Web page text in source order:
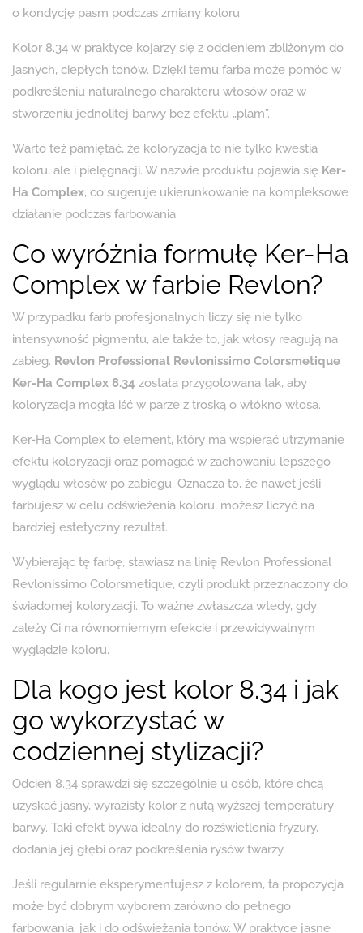
o kondycję pasm podczas zmiany koloru.
Kolor 8.34 w praktyce kojarzy się z odcieniem zbliżonym do
jasnych, ciepłych tonów. Dzięki temu farba może pomóc w
podkreśleniu naturalnego charakteru włosów oraz w
stworzeniu jednolitej barwy bez efektu „plam”.
Warto też pamiętać, że koloryzacja to nie tylko kwestia
koloru, ale i pielęgnacji. W nazwie produktu pojawia się Ker-
Ha Complex, co sugeruje ukierunkowanie na kompleksowe
działanie podczas farbowania.
Co wyróżnia formułę Ker-Ha
Complex w farbie Revlon?
W przypadku farb profesjonalnych liczy się nie tylko
intensywność pigmentu, ale także to, jak włosy reagują na
zabieg. Revlon Professional Revlonissimo Colorsmetique
Ker-Ha Complex 8.34 została przygotowana tak, aby
koloryzacja mogła iść w parze z troską o włókno włosa.
Ker-Ha Complex to element, który ma wspierać utrzymanie
efektu koloryzacji oraz pomagać w zachowaniu lepszego
wyglądu włosów po zabiegu. Oznacza to, że nawet jeśli
farbujesz w celu odświeżenia koloru, możesz liczyć na
bardziej estetyczny rezultat.
Wybierając tę farbę, stawiasz na linię Revlon Professional
Revlonissimo Colorsmetique, czyli produkt przeznaczony do
świadomej koloryzacji. To ważne zwłaszcza wtedy, gdy
zależy Ci na równomiernym efekcie i przewidywalnym
wyglądzie koloru.
Dla kogo jest kolor 8.34 i jak
go wykorzystać w
codziennej stylizacji?
Odcień 8.34 sprawdzi się szczególnie u osób, które chcą
uzyskać jasny, wyrazisty kolor z nutą wyższej temperatury
barwy. Taki efekt bywa idealny do rozświetlenia fryzury,
dodania jej głębi oraz podkreślenia rysów twarzy.
Jeśli regularnie eksperymentujesz z kolorem, ta propozycja
może być dobrym wyborem zarówno do pełnego
farbowania, jak i do odświeżania tonów. W praktyce jasne